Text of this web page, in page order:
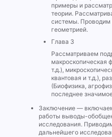
примеры и
теории.
системы. Проводим
геометрией.
Глава 3
Рассматриваем
макроскопическая
т.д.),
квантовая и т.д.),
(Биофизика,
последнее
Заключение —
работы выводы-
исследования.
дальнейшего